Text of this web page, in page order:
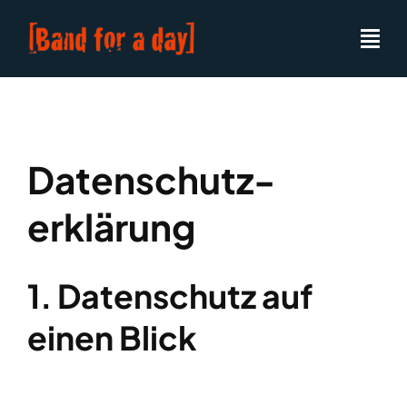
Datenschutz­
erklärung
1. Datenschutz auf
einen Blick